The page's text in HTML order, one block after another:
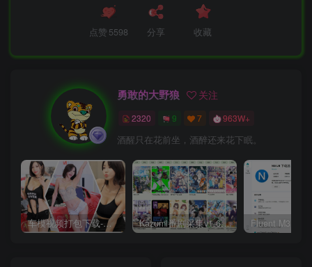
点赞 5598 分享 收藏
勇敢的大野狼 关注
2320 9 7 963W+
酒醒只在花前坐，酒醉还来花下眠。
车模视频打包下载-高清无水印版 Kazumi番剧采集v1.6.9：支持自定义规则+在线观看+弹幕，跨平台下载